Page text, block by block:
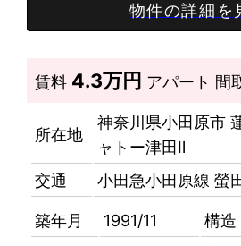
物件の詳細を
賃料 4.3万円 アパート 間
所在地
神奈川県小田原市
ャトー津田Ⅱ
交通
小田急小田原線 螢
築年月 1991/11 構造